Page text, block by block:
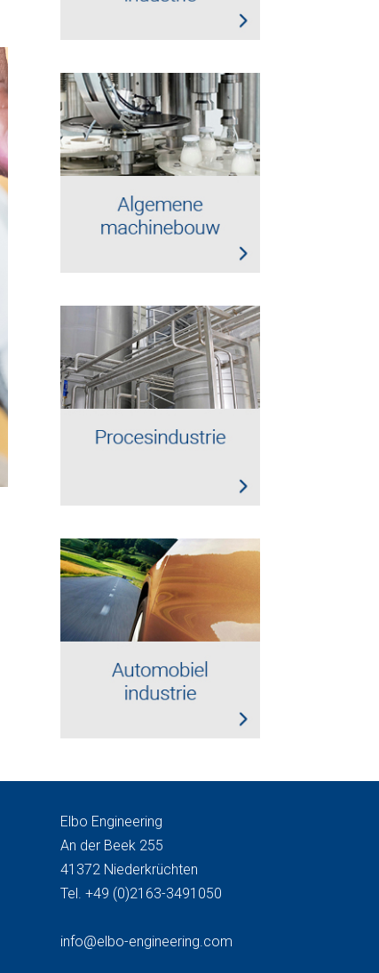
Elbo Engineering
An der Beek 255
41372 Niederkrüchten
Tel. +49 (0)2163-3491050
info@elbo-engineering.com